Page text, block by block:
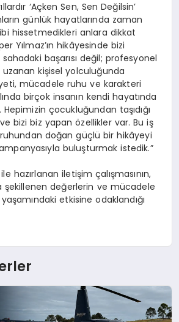
‘Açken Sen, Sen Değilsin’
günlük hayatlarında zaman
hissetmedikleri anlara dikkat
Yılmaz’ın hikâyesinde bizi
başarısı değil; profesyonel
kişisel yolculuğunda
mücadele ruhu ve karakteri
birçok insanın kendi hayatında
Hepimizin çocukluğundan taşıdığı
bizi biz yapan özellikler var. Bu iş
doğan güçlü bir hikâyeyi
buluşturmak istedik.”
hazırlanan iletişim çalışmasının,
şekillenen değerlerin ve mücadele
yaşamındaki etkisine odaklandığı